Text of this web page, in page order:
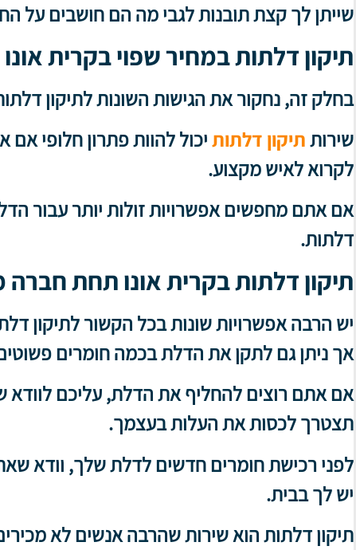
שייתן לך קצת תובנות לגבי מה הם חושבים על
תיקון דלתות במחיר שפוי בקרית אונו
בחלק זה, נחקור את הגישות השונות לתיקון
שירותתיקון דלתותיכול להוות פתרון חלופי
לקרוא לאיש מקצוע.
דלתות.
תיקון דלתות בקרית אונו תחת
יש הרבה אפשרויות שונות בכל הקשור לתיקון
אך ניתן גם לתקן את הדלת בכמה חומרים
אם אתם רוצים להחליף את הדלת, עליכם
תצטרך לכסות את העלות בעצמך.
לפני רכישת חומרים חדשים לדלת שלך, וודא
יש לך בבית.
תיקון דלתות הוא שירות שהרבה אנשים לא